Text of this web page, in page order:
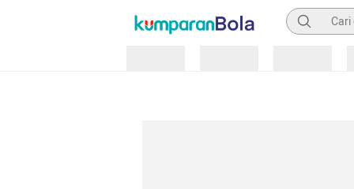
Pencarian